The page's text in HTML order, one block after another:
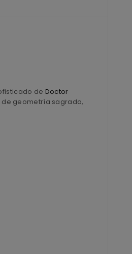
de Doctor
de geometría sagrada,